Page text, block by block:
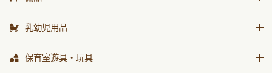
月刊絵本 バックナンバー
おはなしチャイルド
ワーク
画帳・おもいで
椅子
収納用品
乳幼児用品
乳幼児備品
保育室遊具・玩具